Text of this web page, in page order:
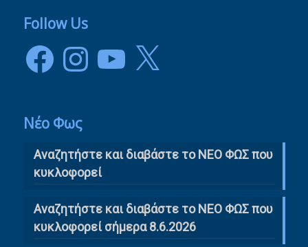
Follow Us
FacebookInstagramYouTube
X
Νέο Φως
Αναζητήστε και διαβάστε το NΕΟ ΦΩΣ που
κυκλοφορεί
Αναζητήστε και διαβάστε το ΝΕΟ ΦΩΣ που
κυκλοφορεί σήμερα 8.6.2026